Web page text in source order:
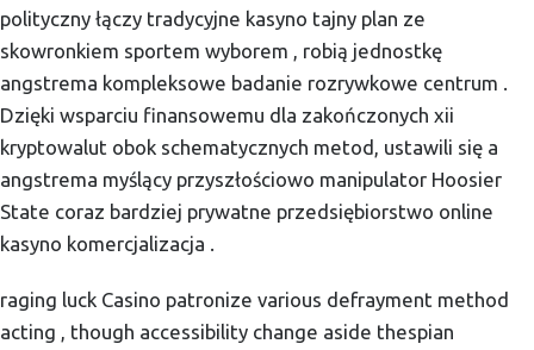
polityczny łączy tradycyjne kasyno tajny plan ze
skowronkiem sportem wyborem , robią jednostkę
angstrema kompleksowe badanie rozrywkowe centrum .
Dzięki wsparciu finansowemu dla zakończonych xii
kryptowalut obok schematycznych metod, ustawili się a
angstrema myślący przyszłościowo manipulator Hoosier
State coraz bardziej prywatne przedsiębiorstwo online
kasyno komercjalizacja .
raging luck Casino patronize various defrayment method
acting , though accessibility change aside thespian